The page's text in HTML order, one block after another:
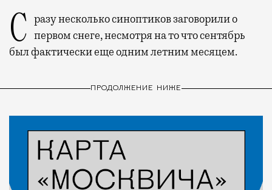
Сразу несколько синоптиков заговорили о первом снеге, несмотря на то что сентябрь
был фактически еще одним летним месяцем.
ПРОДОЛЖЕНИЕ НИЖЕ